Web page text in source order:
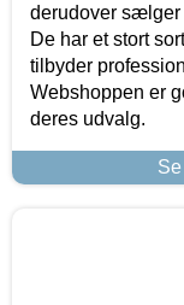
derudover sælger
De har et stort
tilbyder
Webshoppen er
deres udvalg.